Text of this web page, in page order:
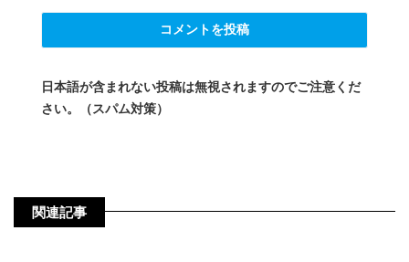
日本語が含まれない投稿は無視されますのでご注意くだ
さい。（スパム対策）
関連記事